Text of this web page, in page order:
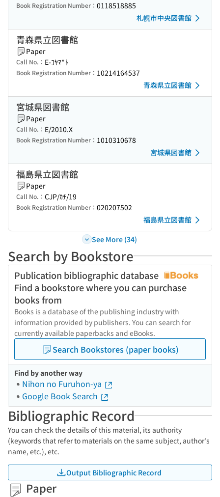
Book Registration Number： 0118518885
札幌市中央図書館
青森県立図書館
Paper
Call No.： E-ｺﾔﾏ*ﾄ
Book Registration Number： 10214164537
青森県立図書館
宮城県図書館
Paper
Call No.： E/2010.X
Book Registration Number： 1010310678
宮城県図書館
福島県立図書館
Paper
Call No.： CJP/ｶﾁ/19
Book Registration Number： 020207502
福島県立図書館
See More (34)
Search by Bookstore
Publication bibliographic database
Find a bookstore where you can purchase
books from
Books is a database of the publishing industry with
information provided by publishers. You can search for
currently available paperbacks and eBooks.
Search Bookstores (paper books)
Find by another way
Nihon no Furuhon-ya
Google Book Search
Bibliographic Record
You can check the details of this material, its authority
(keywords that refer to materials on the same subject, author's
name, etc.), etc.
Output Bibliographic Record
Paper